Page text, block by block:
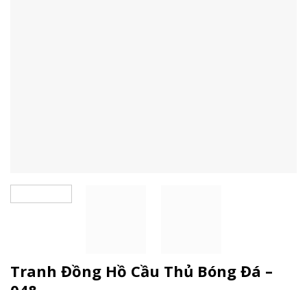
Tranh Đồng Hồ Cầu Thủ Bóng Đá –